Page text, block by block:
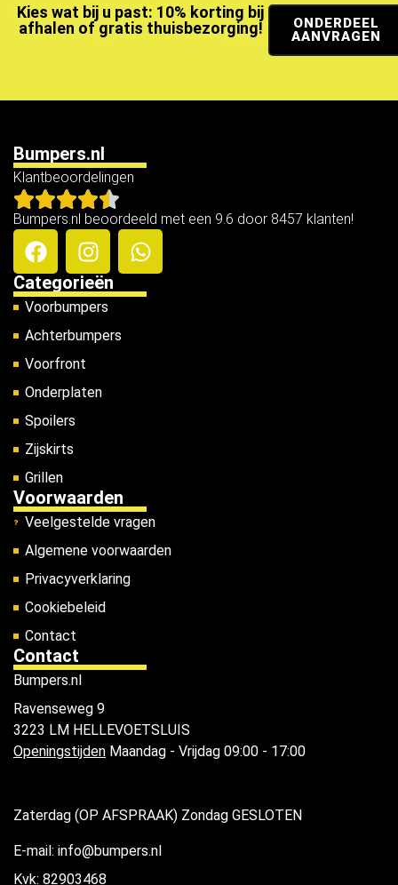
Kies wat bij u past: 10% korting bij
afhalen of gratis thuisbezorging!
ONDERDEEL
AANVRAGEN
Bumpers.nl
Klantbeoordelingen
Bumpers.nl beoordeeld met een 9.6 door 8457 klanten!
Categorieën
Voorbumpers
Achterbumpers
Voorfront
Onderplaten
Spoilers
Zijskirts
Grillen
Voorwaarden
Veelgestelde vragen
Algemene voorwaarden
Privacyverklaring
Cookiebeleid
Contact
Contact
Bumpers.nl
Ravenseweg 9
3223 LM HELLEVOETSLUIS
Openingstijden Maandag - Vrijdag 09:00 - 17:00
Zaterdag (OP AFSPRAAK) Zondag GESLOTEN
E-mail: info@bumpers.nl
Kvk: 82903468